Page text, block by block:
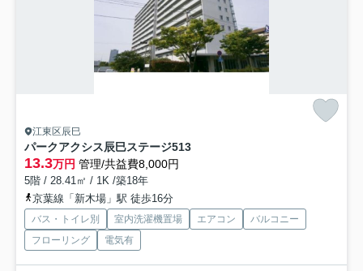
江東区辰巳
パークアクシス辰巳ステージ513
13.3万円 管理/共益費8,000円
5階 / 28.41㎡ / 1K /築18年
京葉線「新木場」駅 徒歩16分
バス・トイレ別 室内洗濯機置場 エアコン
バルコニー
フローリング
電気有